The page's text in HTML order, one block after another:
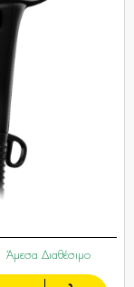
Άμεσα Διαθέσιμο